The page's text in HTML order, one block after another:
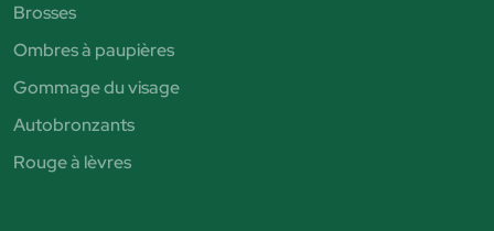
Brosses
Ombres à paupières
Gommage du visage
Autobronzants
Rouge à lèvres